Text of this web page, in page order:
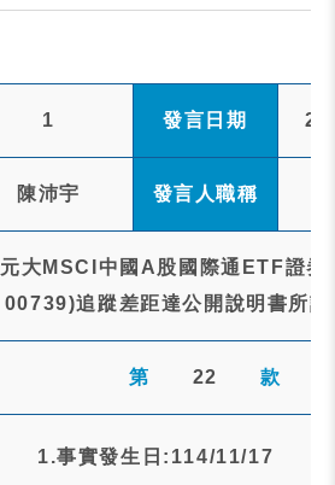
1 發言日期
陳沛宇 發言人職稱
元大MSCI中國A股國際通ETF證
00739)追蹤差距達公開說明書所
第 22 款
1.事實發生日:114/11/17